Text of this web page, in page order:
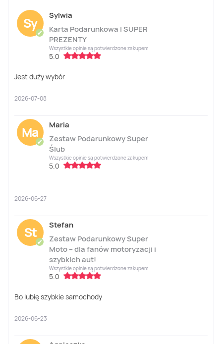
Sy
✔
Sylwia
Karta Podarunkowa | SUPER
PREZENTY
Wszystkie opinie są potwierdzone zakupem
5.0
Jest duży wybór
2026-07-08
Ma
✔
Maria
Zestaw Podarunkowy Super
Ślub
Wszystkie opinie są potwierdzone zakupem
5.0
2026-06-27
St
✔
Stefan
Zestaw Podarunkowy Super
Moto – dla fanów motoryzacji i
szybkich aut!
Wszystkie opinie są potwierdzone zakupem
5.0
Bo lubię szybkie samochody
2026-06-23